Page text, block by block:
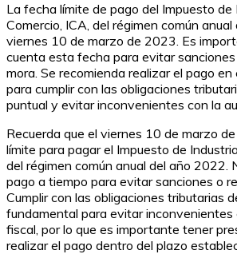
La fecha límite de pago del Impuesto de
Comercio, ICA, del régimen común
viernes 10 de marzo de 2023. Es
cuenta esta fecha para evitar
mora. Se recomienda realizar el pago
para cumplir con las obligaciones
puntual y evitar inconvenientes con la
Recuerda que el viernes 10 de marzo
límite para pagar el Impuesto de
del régimen común anual del año 2022.
pago a tiempo para evitar sanciones o
Cumplir con las obligaciones tributarias
fundamental para evitar inconvenientes
fiscal, por lo que es importante tener
realizar el pago dentro del plazo